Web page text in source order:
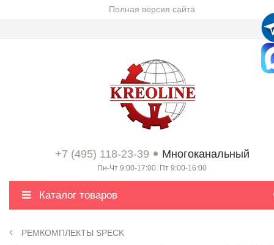
Полная версия сайта
+7 (495) 118-23-39 Многоканальный
Пн-Чт 9:00-17:00. Пт 9:00-16:00
Каталог товаров
РЕМКОМПЛЕКТЫ SPECK